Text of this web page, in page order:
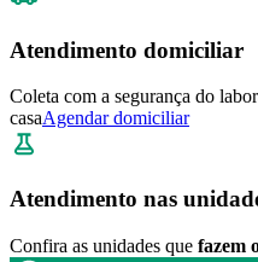
Atendimento domiciliar
Coleta com a segurança do
casaAgendar domiciliar
Atendimento nas
Confira as unidades que fazem